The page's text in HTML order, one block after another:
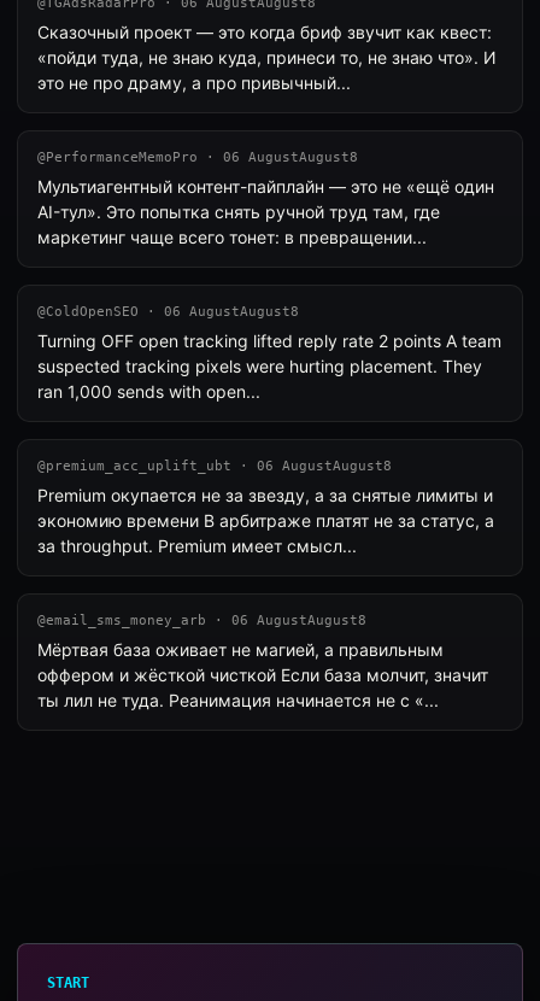
Сказочный проект — это когда бриф звучит как квест:
«пойди туда, не знаю куда, принеси то, не знаю что». И
это не про драму, а про привычный...
@PerformanceMemoPro · 06 AugustAugust8
Мультиагентный контент-пайплайн — это не «ещё один
AI-тул». Это попытка снять ручной труд там, где
маркетинг чаще всего тонет: в превращении...
@ColdOpenSEO · 06 AugustAugust8
Turning OFF open tracking lifted reply rate 2 points A team
suspected tracking pixels were hurting placement. They
ran 1,000 sends with open...
@premium_acc_uplift_ubt · 06 AugustAugust8
Premium окупается не за звезду, а за снятые лимиты и
экономию времени В арбитраже платят не за статус, а
за throughput. Premium имеет смысл...
@email_sms_money_arb · 06 AugustAugust8
Мёртвая база оживает не магией, а правильным
оффером и жёсткой чисткой Если база молчит, значит
ты лил не туда. Реанимация начинается не с «...
START